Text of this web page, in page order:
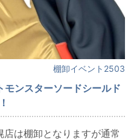
棚卸イベント2503
モンスターソードシールド
は棚卸となりますが通常